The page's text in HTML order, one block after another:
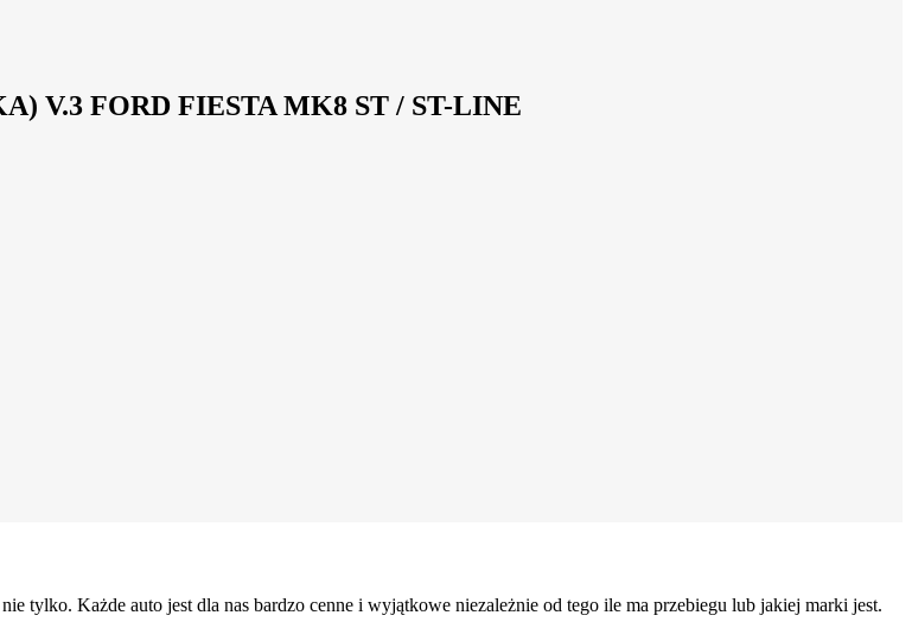
V.3 FORD FIESTA MK8 ST / ST-LINE
tylko. Każde auto jest dla nas bardzo cenne i wyjątkowe niezależnie od tego ile ma przebiegu lub jakiej marki jest.